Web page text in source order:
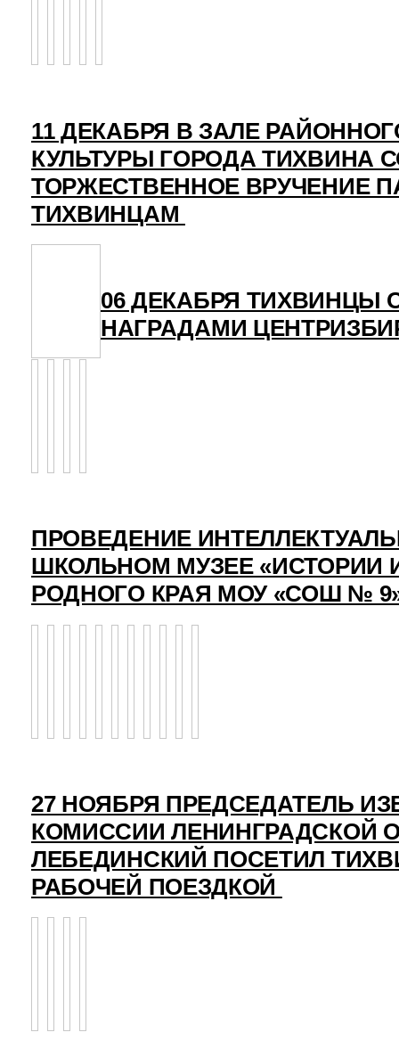
11 ДЕКАБРЯ В ЗАЛЕ
КУЛЬТУРЫ ГОРОДА ТИХВИНА
ТОРЖЕСТВЕННОЕ ВРУЧЕНИЕ
ТИХВИНЦАМ
06 ДЕКАБРЯ ТИХВИНЦЫ
НАГРАДАМИ
ПРОВЕДЕНИЕ
ШКОЛЬНОМ МУЗЕЕ «ИСТОРИИ
РОДНОГО КРАЯ МОУ «СОШ №
27 НОЯБРЯ ПРЕДСЕДАТЕЛЬ
КОМИССИИ ЛЕНИНГРАДСКОЙ
ЛЕБЕДИНСКИЙ ПОСЕТИЛ
РАБОЧЕЙ ПОЕЗДКОЙ